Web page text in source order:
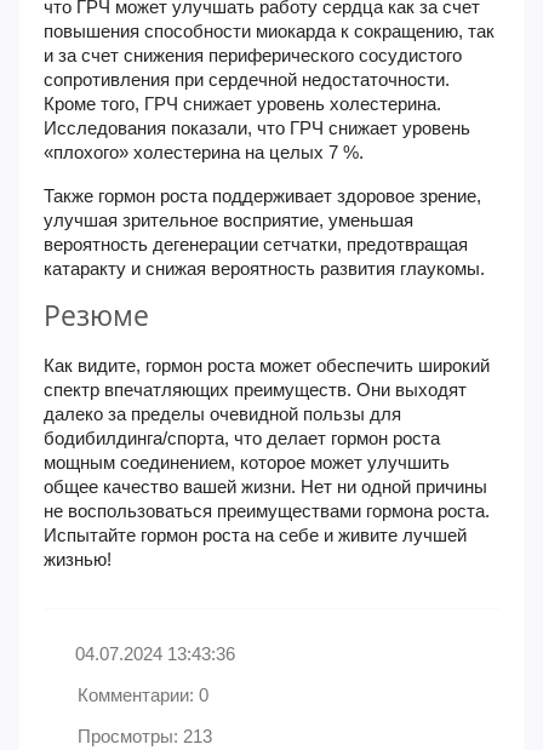
что ГРЧ может улучшать работу сердца как за счет
повышения способности миокарда к сокращению, так
и за счет снижения периферического сосудистого
сопротивления при сердечной недостаточности.
Кроме того, ГРЧ снижает уровень холестерина.
Исследования показали, что ГРЧ снижает уровень
«плохого» холестерина на целых 7 %.
Также гормон роста поддерживает здоровое зрение,
улучшая зрительное восприятие, уменьшая
вероятность дегенерации сетчатки, предотвращая
катаракту и снижая вероятность развития глаукомы.
Резюме
Как видите, гормон роста может обеспечить широкий
спектр впечатляющих преимуществ. Они выходят
далеко за пределы очевидной пользы для
бодибилдинга/спорта, что делает гормон роста
мощным соединением, которое может улучшить
общее качество вашей жизни. Нет ни одной причины
не воспользоваться преимуществами гормона роста.
Испытайте гормон роста на себе и живите лучшей
жизнью!
04.07.2024 13:43:36
Комментарии: 0
Просмотры: 213